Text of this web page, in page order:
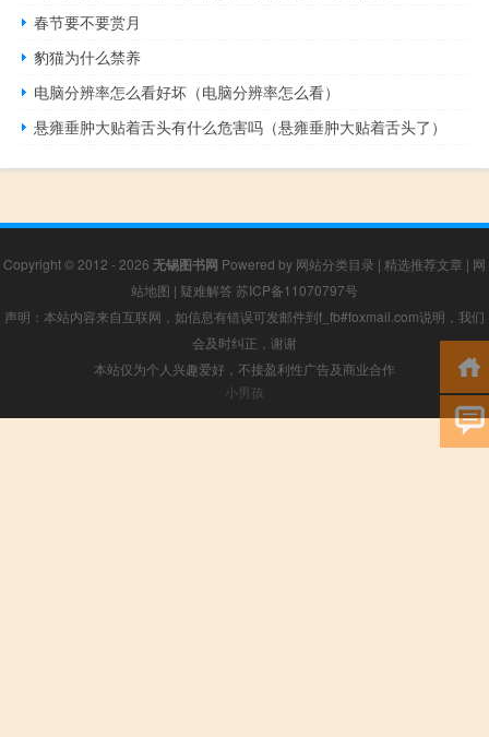
春节要不要赏月
豹猫为什么禁养
电脑分辨率怎么看好坏（电脑分辨率怎么看）
悬雍垂肿大贴着舌头有什么危害吗（悬雍垂肿大贴着舌头了）
Copyright © 2012 - 2026 无锡图书网 Powered by 网站分类目录 | 精选推荐文章 | 网
站地图 | 疑难解答 苏ICP备11070797号
声明：本站内容来自互联网，如信息有错误可发邮件到f_fb#foxmail.com说明，我们
会及时纠正，谢谢
本站仅为个人兴趣爱好，不接盈利性广告及商业合作
小男孩